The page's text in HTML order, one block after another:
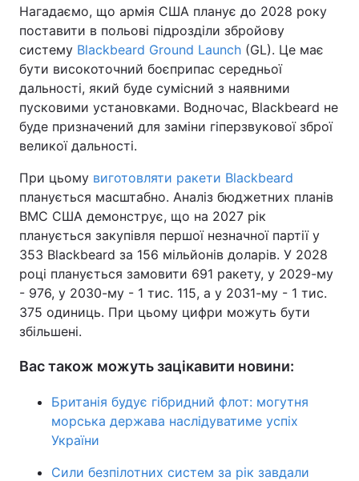
Нагадаємо, що армія США планує до 2028 року
поставити в польові підрозділи збройову
систему Blackbeard Ground Launch (GL). Це має
бути високоточний боєприпас середньої
дальності, який буде сумісний з наявними
пусковими установками. Водночас, Blackbeard не
буде призначений для заміни гіперзвукової зброї
великої дальності.
При цьому виготовляти ракети Blackbeard
планується масштабно. Аналіз бюджетних планів
ВМС США демонструє, що на 2027 рік
планується закупівля першої незначної партії у
353 Blackbeard за 156 мільйонів доларів. У 2028
році планується замовити 691 ракету, у 2029-му
- 976, у 2030-му - 1 тис. 115, а у 2031-му - 1 тис.
375 одиниць. При цьому цифри можуть бути
збільшені.
Вас також можуть зацікавити новини:
Британія будує гібридний флот: могутня
морська держава наслідуватиме успіх
України
Сили безпілотних систем за рік завдали